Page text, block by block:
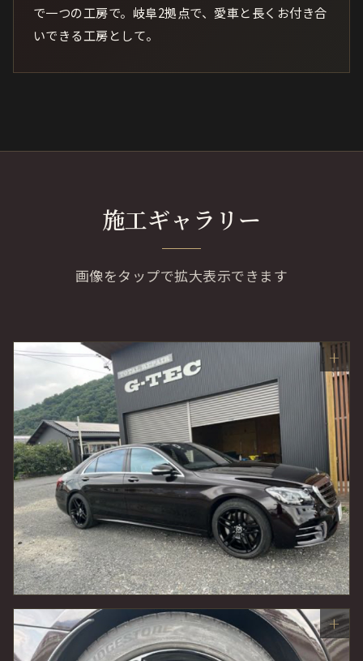
で一つの工房で。岐阜2拠点で、愛車と長くお付き合
いできる工房として。
施工ギャラリー
画像をタップで拡大表示できます